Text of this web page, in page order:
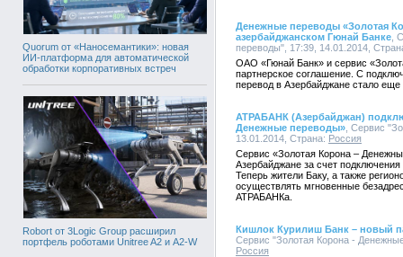
Quorum от «Наносемантики»: новая
ИИ-платформа для автоматической
обработки корпоративных встреч
Robort от 3Logic Group расширил
портфель роботами Unitree A2 и A2-W
Денежные переводы «Золотая
азербайджанском Гюнай Банке ,
переводы", 17:39, 14.01.2014,
ОАО «Гюнай Банк» и сервис
партнерское соглашение. С
перевод в Азербайджане стало
АТРАБАНК (Азербайджан)
Денежные переводы» , Сервис
13.01.2014, Страна: Россия
Сервис «Золотая Корона –
Азербайджане за счет
Теперь жители Баку, а также
осуществлять мгновенные
АТРАБАНКа.
Кишлок Курилиш Банк – новый
Сервис "Золотая Корона -
Россия